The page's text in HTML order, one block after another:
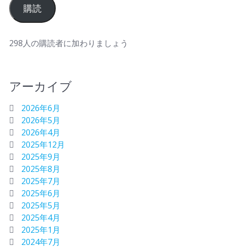
購読
298人の購読者に加わりましょう
アーカイブ
2026年6月
2026年5月
2026年4月
2025年12月
2025年9月
2025年8月
2025年7月
2025年6月
2025年5月
2025年4月
2025年1月
2024年7月